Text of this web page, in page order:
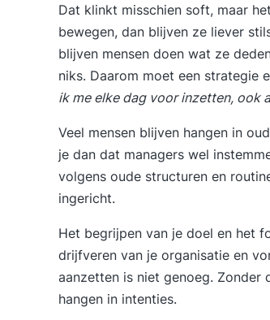
Dat klinkt misschien soft, maar
bewegen, dan blijven ze liever
blijven mensen doen wat ze
niks. Daarom moet een strategie
ik me elke dag voor inzetten, ook
Veel mensen blijven hangen in
je dan dat managers wel
volgens oude structuren en
ingericht.
Het begrijpen van je doel en het
drijfveren van je organisatie en
aanzetten is niet genoeg.
hangen in intenties.